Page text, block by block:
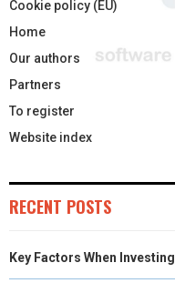
Cookie policy (EU)
Home
Our authors
Partners
To register
Website index
RECENT POSTS
Key Factors When